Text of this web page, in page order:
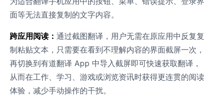
面等无法直接复制的文字内容。
跨应用阅读： 通过截图翻译，用户无需在原应用中反复复
制粘贴文本，只需要在看到不理解内容的界面截屏一次，
再切换到有道翻译 App 中导入截屏即可快速获取翻译，
从而在工作、学习、游戏或浏览资讯时获得更连贯的阅读
体验，减少手动操作的干扰。